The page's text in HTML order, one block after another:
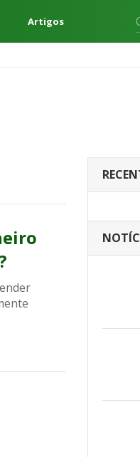
Artigos